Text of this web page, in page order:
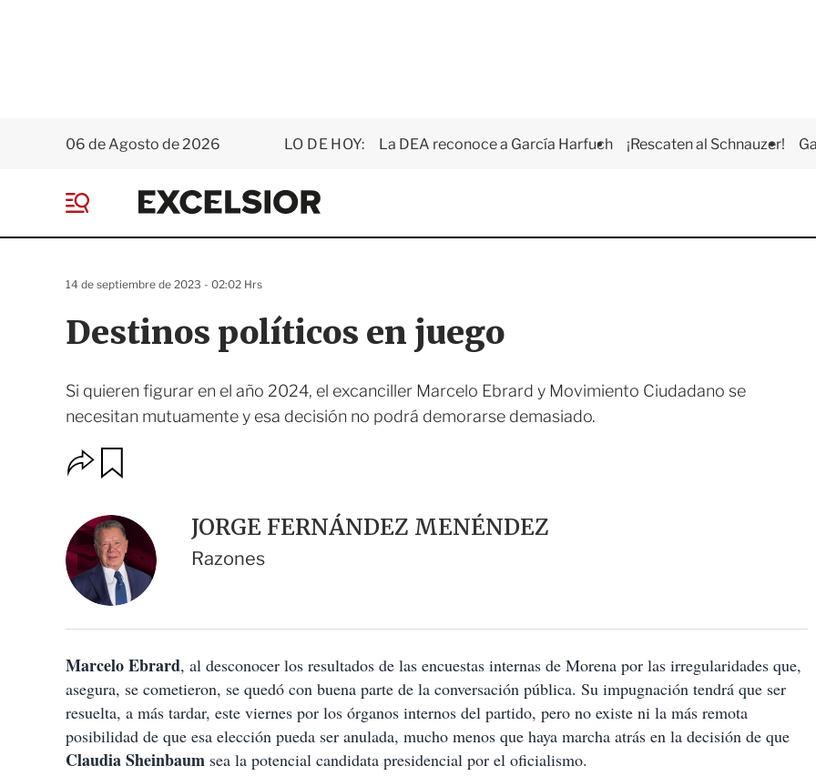
06 de Agosto de 2026 LO DE HOY: La DEA reconoce a García Harfuch ¡Rescaten al Schnauzer!
E
x
e
r
e
Destinos políticos en juego
Si quieren figurar en el año 2024, el excanciller Marcelo Ebrard y Movimiento Ciudadano se
necesitan mutuamente y esa decisión no podrá demorarse demasiado.
14 de septiembre de 2023 - 02:02 Hrs
O
p
o
n
e
d
e
c
m
a
r
t
r
d
a
r
JORGE FERNÁNDEZ MENÉNDEZ
Razones
Marcelo Ebrard, al desconocer los resultados de las encuestas internas de Morena por las irregularidades que,
asegura, se cometieron, se quedó con buena parte de la conversación pública. Su impugnación tendrá que ser
resuelta, a más tardar, este viernes por los órganos internos del partido, pero no existe ni la más remota
posibilidad de que esa elección pueda ser anulada, mucho menos que haya marcha atrás en la decisión de que
Claudia Sheinbaum sea la potencial candidata presidencial por el oficialismo.